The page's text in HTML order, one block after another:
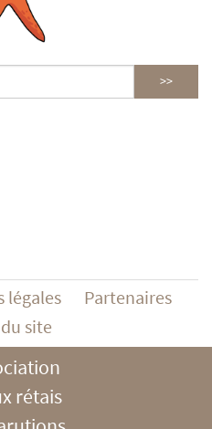
légales
Partenaires
site
rétais